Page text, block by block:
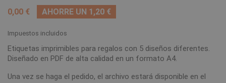
0,00 €
AHORRE UN 1,20 €
Impuestos incluidos
Etiquetas imprimibles para regalos con 5 diseños diferentes.
Diseñado en PDF de alta calidad en un formato A4.
Una vez se haga el pedido, el archivo estará disponible en el